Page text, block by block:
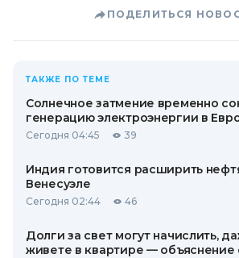
ПОДЕЛИТЬСЯ
ТАКЖЕ ПО ТЕМЕ
Солнечное затмение временно
генерацию электроэнергии в
Сегодня 04:45 39
Индия готовится расширить
Венесуэле
Сегодня 02:44 46
Долги за свет могут начислить,
живете в квартире — объяснение